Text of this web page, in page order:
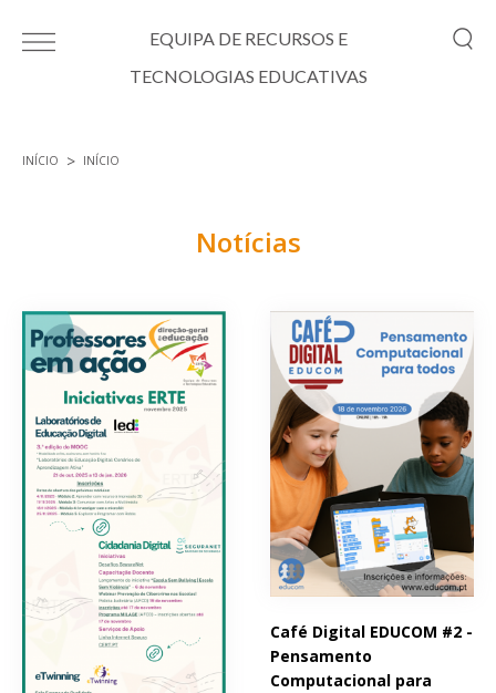
EQUIPA DE RECURSOS E
TECNOLOGIAS EDUCATIVAS
INÍCIO INÍCIO
Notícias
Café Digital EDUCOM #2 -
Pensamento
Computacional para
Páginas